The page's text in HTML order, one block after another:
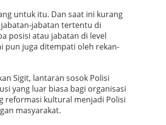
untuk itu. Dan saat ini kurang
jabatan-jabatan tertentu di
posisi atau jabatan di level
pun juga ditempati oleh rekan-
Sigit, lantaran sosok Polisi
yang luar biasa bagi organisasi
reformasi kultural menjadi Polisi
masyarakat.